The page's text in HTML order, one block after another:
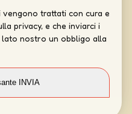
vengono trattati con cura e
privacy, e che inviarci i
nostro un obbligo alla